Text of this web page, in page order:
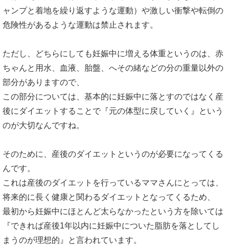
ャンプと着地を繰り返すような運動）や激しい衝撃や転倒の
危険性があるような運動は禁止されます。
ただし、どちらにしても妊娠中に増える体重というのは、赤
ちゃんと用水、血液、胎盤、へその緒などの分の重量以外の
部分がありますので、
この部分については、基本的に妊娠中に落とすのではなく産
後にダイエットすることで『元の体型に戻していく』という
のが大切なんですね。
そのために、産後のダイエットというのが必要になってくる
んです。
これは産後のダイエットを行っているママさんにとっては、
将来的に長く健康と関わるダイエットとなってくるため、
最初から妊娠中にほとんど太らなかったという方を除いては
『できれば産後1年以内に妊娠中についた脂肪を落としてし
まうのが理想的』と言われています。